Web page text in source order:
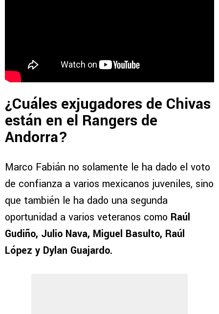
¿Cuáles exjugadores de Chivas
están en el Rangers de
Andorra?
Marco Fabián no solamente le ha dado el voto
de confianza a varios mexicanos juveniles, sino
que también le ha dado una segunda
oportunidad a varios veteranos como Raúl
Gudiño, Julio Nava, Miguel Basulto, Raúl
López y Dylan Guajardo.